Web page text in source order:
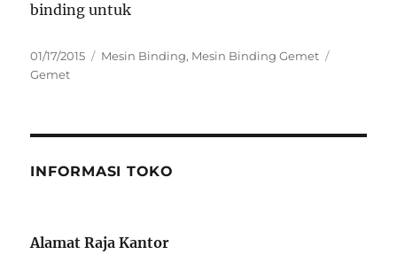
binding untuk
Posted
on
01/17/2015 Categories
Mesin Binding, Mesin Binding Gemet
Gemet
INFORMASI TOKO
Alamat Raja Kantor